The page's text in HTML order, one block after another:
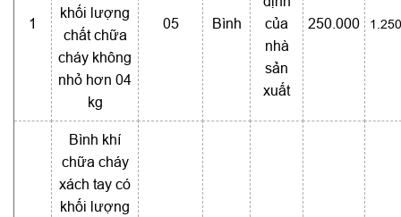
1
khối lượng
chất chữa
cháy không
nhỏ hơn 04
kg
05 Bình
của
nhà
sản
xuất
250.000
Bình khí
chữa cháy
xách tay có
khối lượng